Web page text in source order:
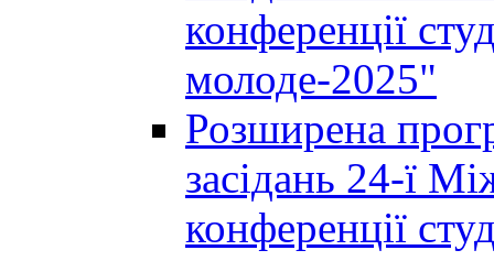
конференції
молоде-2025"
Розширена
засідань 24-ї
конференції